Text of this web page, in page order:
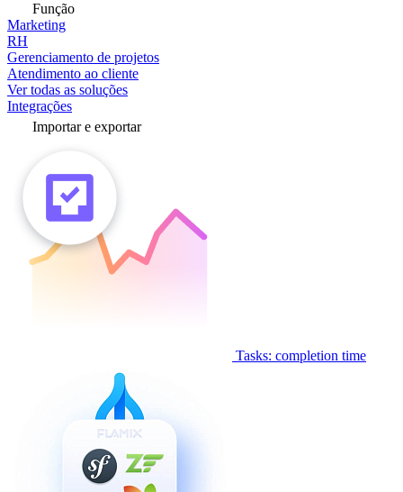
Função
Marketing
RH
Gerenciamento de projetos
Atendimento ao cliente
Ver todas as soluções
Integrações
Importar e exportar
Tasks: completion time